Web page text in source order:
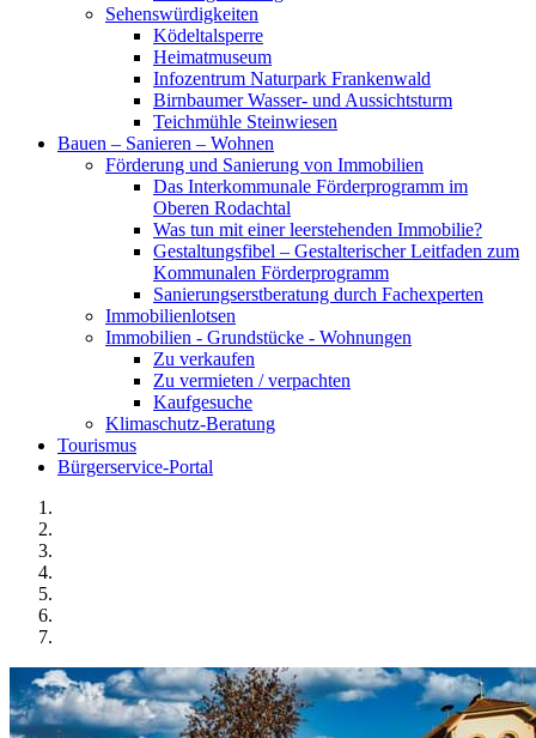
Sehenswürdigkeiten
Ködeltalsperre
Heimatmuseum
Infozentrum Naturpark Frankenwald
Birnbaumer Wasser- und Aussichtsturm
Teichmühle Steinwiesen
Bauen – Sanieren – Wohnen
Förderung und Sanierung von Immobilien
Das Interkommunale Förderprogramm im
Oberen Rodachtal
Was tun mit einer leerstehenden Immobilie?
Gestaltungsfibel – Gestalterischer Leitfaden zum
Kommunalen Förderprogramm
Sanierungserstberatung durch Fachexperten
Immobilienlotsen
Immobilien - Grundstücke - Wohnungen
Zu verkaufen
Zu vermieten / verpachten
Kaufgesuche
Klimaschutz-Beratung
Tourismus
Bürgerservice-Portal